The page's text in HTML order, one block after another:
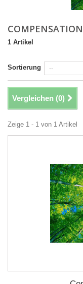
1 Artikel
Sortierung
Vergleichen (0)
Zeige 1 - 1 von 1 Artikel